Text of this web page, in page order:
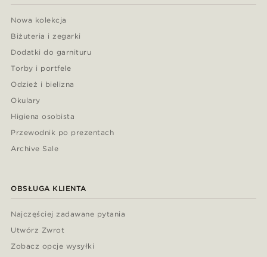
Nowa kolekcja
Biżuteria i zegarki
Dodatki do garnituru
Torby i portfele
Odzież i bielizna
Okulary
Higiena osobista
Przewodnik po prezentach
Archive Sale
OBSŁUGA KLIENTA
Najczęściej zadawane pytania
Utwórz Zwrot
Zobacz opcje wysyłki